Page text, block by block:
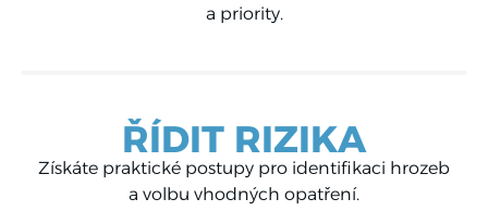
a priority.
ŘÍDIT RIZIKA
Získáte praktické postupy pro identifikaci hrozeb
a volbu vhodných opatření.